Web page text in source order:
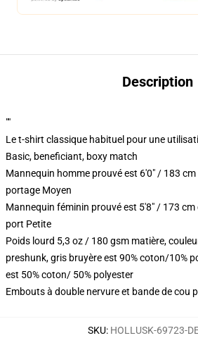
Description
""
Le t-shirt classique habituel pour une
Basic, beneficiant, boxy match
Mannequin homme prouvé est 6'0" / 183
portage Moyen
Mannequin féminin prouvé est 5'8" / 173
port Petite
Poids lourd 5,3 oz / 180 gsm matière,
preshunk, gris bruyère est 90% coton/10%
est 50% coton/ 50% polyester
Embouts à double nervure et bande de cou
SKU: HOLLUSK-69723-